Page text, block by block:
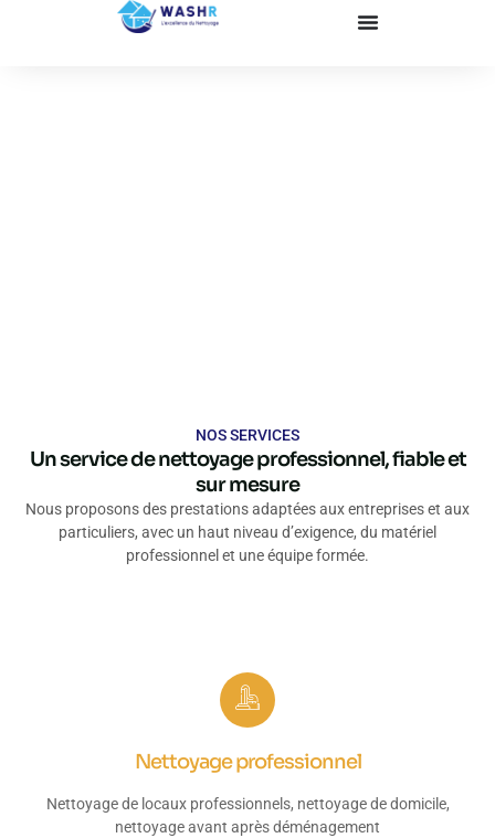
NOS SERVICES
Un service de nettoyage professionnel, fiable et
sur mesure
Nous proposons des prestations adaptées aux entreprises et aux
particuliers, avec un haut niveau d’exigence, du matériel
professionnel et une équipe formée.
Nettoyage professionnel
Nettoyage de locaux professionnels, nettoyage de domicile,
nettoyage avant après déménagement